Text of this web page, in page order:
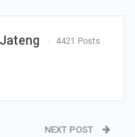
4421 Posts
NEXT POST